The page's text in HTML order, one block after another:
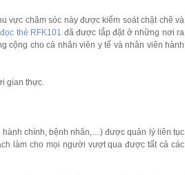
vực chăm sóc này được kiểm soát chặt chẽ và
thẻ RFK101 đã được lắp đặt ở những nơi ra
cộng cho cả nhân viên y tế và nhân viên hành
gian thực.
hành chính, bệnh nhân,…) được quản lý liên tục
làm cho mọi người vượt qua được tất cả các